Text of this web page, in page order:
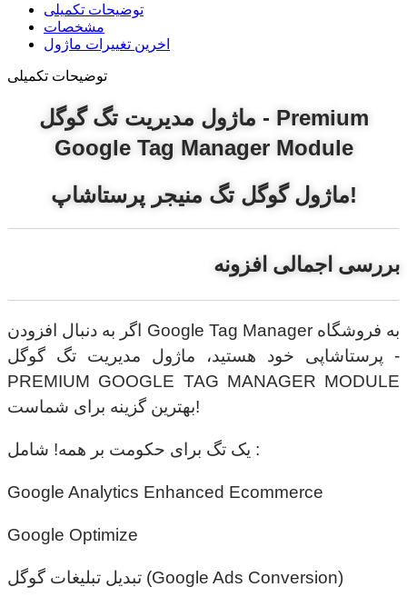
توضیحات تکمیلی
مشخصات
اخرین تغییرات ماژول
توضیحات تکمیلی
ماژول مدیریت تگ گوگل - Premium
Google Tag Manager Module
ماژول گوگل تگ منیجر پرستاشاپ!
بررسی اجمالی افزونه
اگر به دنبال افزودن Google Tag Manager به فروشگاه
پرستاشاپی خود هستید، ماژول مدیریت تگ گوگل -
PREMIUM GOOGLE TAG MANAGER MODULE
بهترین گزینه برای شماست!
یک تگ برای حکومت بر همه! شامل :
Google Analytics Enhanced Ecommerce
Google Optimize
تبدیل تبلیغات گوگل (Google Ads Conversion)